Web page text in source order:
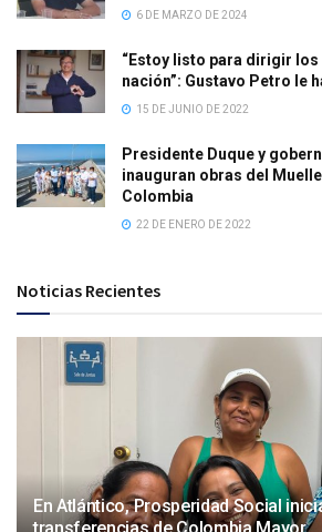
6 DE MARZO DE 2024
“Estoy listo para dirigir
nación”: Gustavo Petro le
15 DE JUNIO DE 2022
Presidente Duque y
inauguran obras del
Colombia
22 DE ENERO DE 2022
Noticias Recientes
En Atlántico, Prosperidad Social